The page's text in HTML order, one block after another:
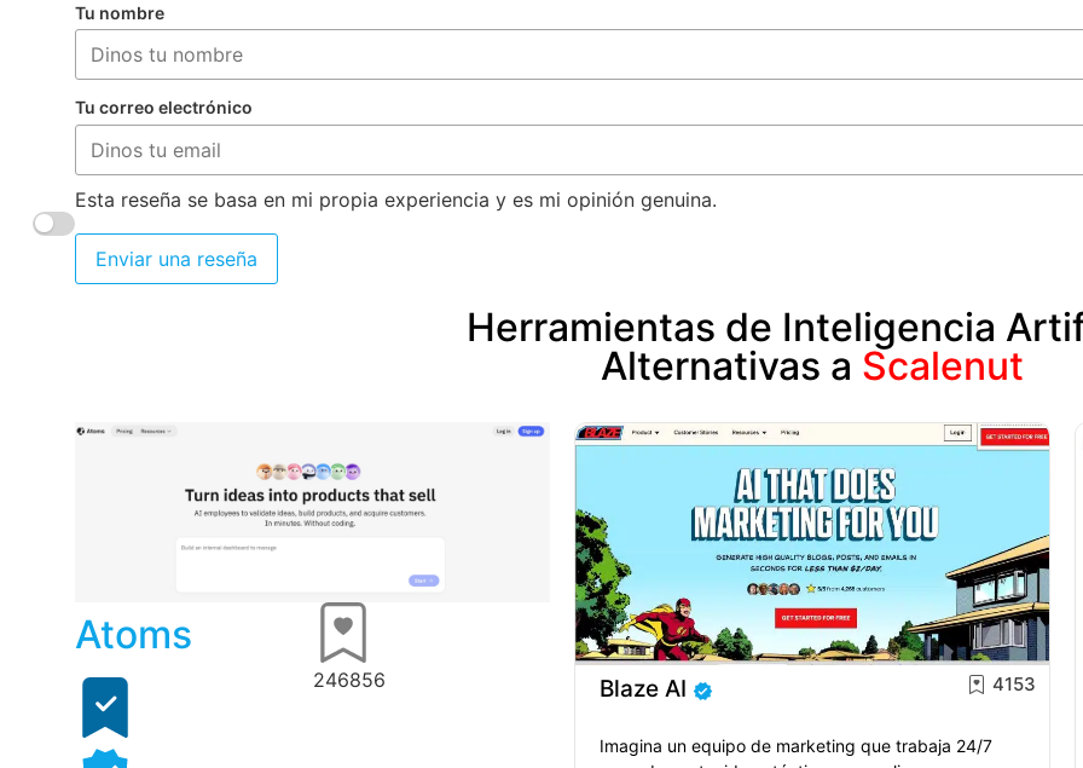
Tu nombre
Tu correo electrónico
Esta reseña se basa en mi propia experiencia y es mi opinión genuina.
Enviar una reseña
Herramientas de Inteligencia
Alternativas a Scalenut
Atoms
246856 Blaze AI 4153
Imagina un equipo de marketing que trabaja 24/7